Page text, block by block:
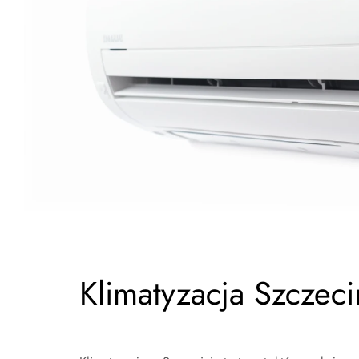
Klimatyzacja